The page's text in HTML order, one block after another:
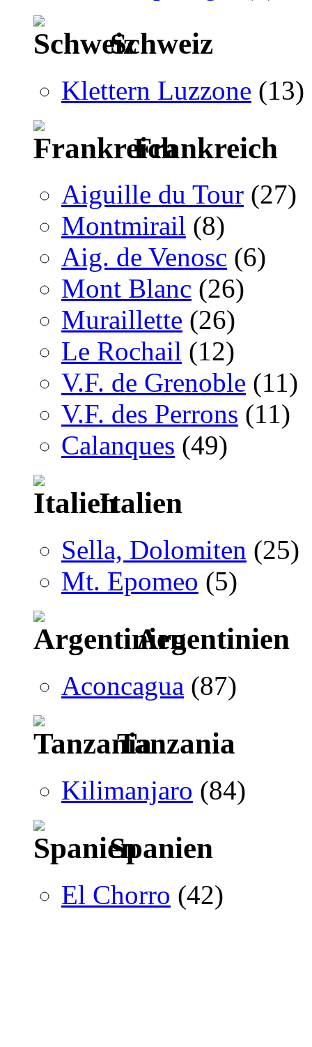
Schweiz
Klettern Luzzone (13)
Frankreich
Aiguille du Tour (27)
Montmirail (8)
Aig. de Venosc (6)
Mont Blanc (26)
Muraillette (26)
Le Rochail (12)
V.F. de Grenoble (11)
V.F. des Perrons (11)
Calanques (49)
Italien
Sella, Dolomiten (25)
Mt. Epomeo (5)
Argentinien
Aconcagua (87)
Tanzania
Kilimanjaro (84)
Spanien
El Chorro (42)